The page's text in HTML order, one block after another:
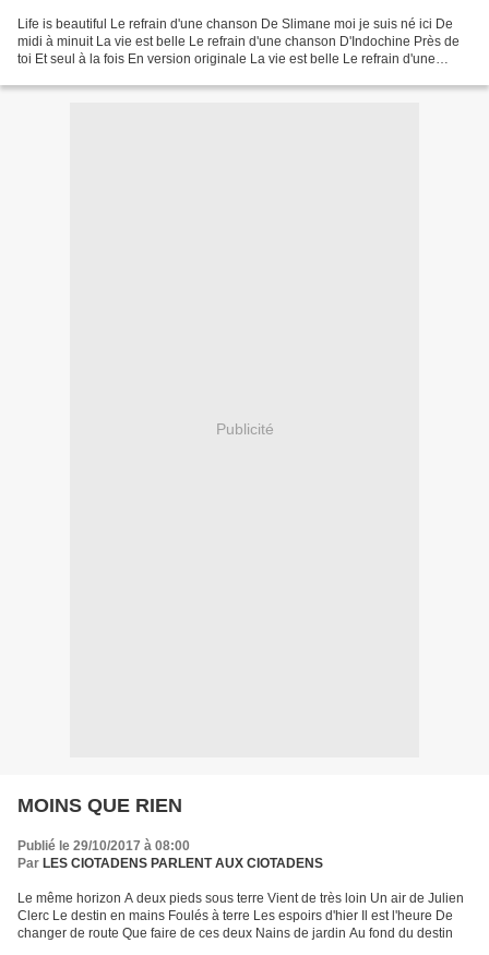
Life is beautiful Le refrain d'une chanson De Slimane moi je suis né ici De
midi à minuit La vie est belle Le refrain d'une chanson D'Indochine Près de
toi Et seul à la fois En version originale La vie est belle Le refrain d'une
Publicité
MOINS QUE RIEN
Publié le 29/10/2017 à 08:00
Par LES CIOTADENS PARLENT AUX CIOTADENS
Le même horizon A deux pieds sous terre Vient de très loin Un air de Julien
Clerc Le destin en mains Foulés à terre Les espoirs d'hier Il est l'heure De
changer de route Que faire de ces deux Nains de jardin Au fond du destin